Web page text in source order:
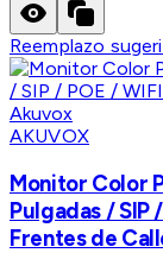
Reemplazo
AKUVOX
Monitor Color
Pulgadas / SIP
Frentes de